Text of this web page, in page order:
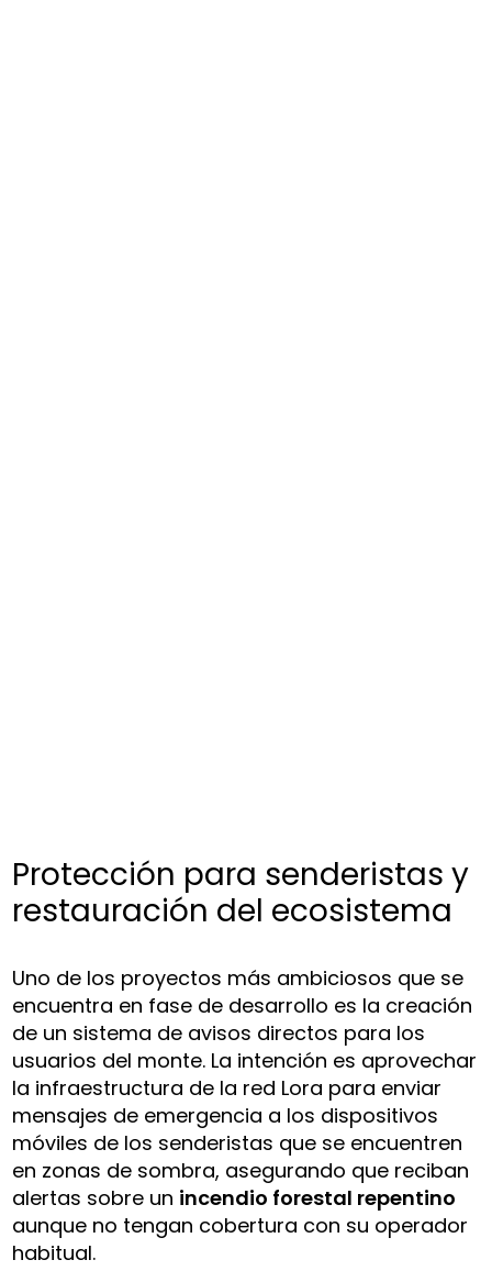
Protección para senderistas y
restauración del ecosistema
Uno de los proyectos más ambiciosos que se
encuentra en fase de desarrollo es la creación
de un sistema de avisos directos para los
usuarios del monte. La intención es aprovechar
la infraestructura de la red Lora para enviar
mensajes de emergencia a los dispositivos
móviles de los senderistas que se encuentren
en zonas de sombra, asegurando que reciban
alertas sobre un incendio forestal repentino
aunque no tengan cobertura con su operador
habitual.